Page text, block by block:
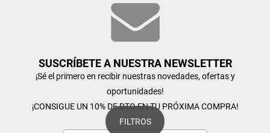
FILTROS
SUSCRÍBETE A NUESTRA NEWSLETTER
¡Sé el primero en recibir nuestras novedades, ofertas y
oportunidades!
¡CONSIGUE UN 10% DE DTO EN TU PRÓXIMA COMPRA!